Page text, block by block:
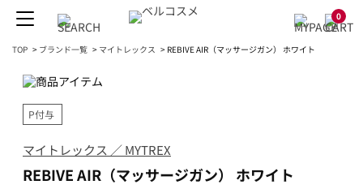
0
TOP > ブランド一覧 > マイトレックス > REBIVE AIR（マッサージガン） ホワイト
P付与
マイトレックス ／ MYTREX
REBIVE AIR（マッサージガン） ホワイト